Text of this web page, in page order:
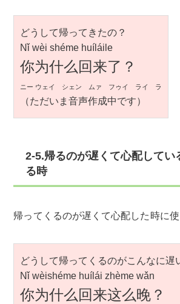
どうして帰ってきたの？
Nǐ wèi shéme huíláile
你为什么回来了？
ニー ウェイ シェン ムァ フゥイ ライ ラ
（ただいま音声作成中です）
2-5.帰るのが遅くて心配してい
る時
帰ってくるのが遅くて心配した時に使
どうして帰ってくるのがこんなに遅
Nǐ wèishéme huílái zhème wǎn
你为什么回来这么晚？